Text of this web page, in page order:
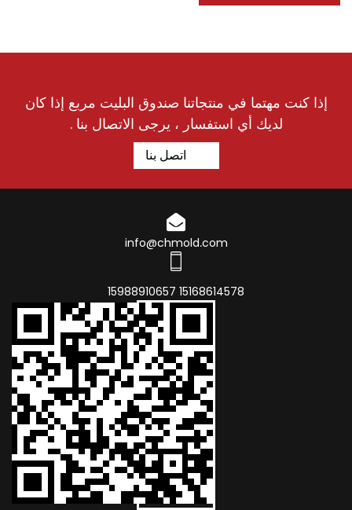
إذا كنت مهتما في منتجاتنا صندوق البليت مربع إذا كان
لديك أي استفسار ، يرجى الاتصال بنا .
اتصل بنا
info@chmold.com
15168614578 15988910657